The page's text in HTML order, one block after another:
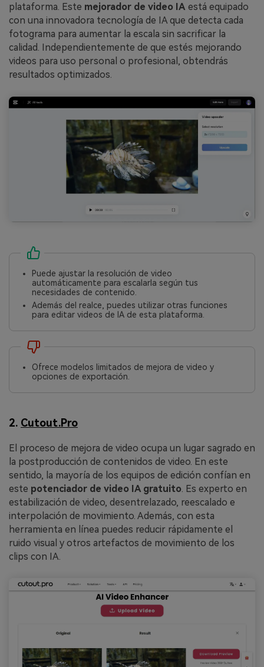
plataforma. Este mejorador de video IA está equipado
con una innovadora tecnología de IA que detecta cada
fotograma para aumentar la escala sin sacrificar la
calidad. Independientemente de que estés mejorando
videos para uso personal o profesional, obtendrás
resultados optimizados.
Puede ajustar la resolución de video
automáticamente para escalarla según tus
necesidades de contenido.
Además del realce, puedes utilizar otras funciones
para editar videos de IA de esta plataforma.
Ofrece modelos limitados de mejora de video y
opciones de exportación.
2. Cutout.Pro
El proceso de mejora de video ocupa un lugar sagrado en
la postproducción de contenidos de video. En este
sentido, la mayoría de los equipos de edición confían en
este potenciador de video IA gratuito. Es experto en
estabilización de video, desentrelazado, reescalado e
interpolación de movimiento. Además, con esta
herramienta en línea puedes reducir rápidamente el
ruido visual y otros artefactos de movimiento de los
clips con IA.